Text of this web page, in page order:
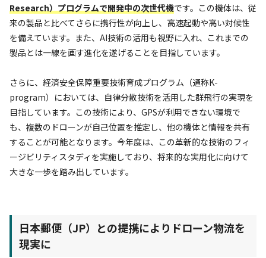
Research）プログラムで開発中の次世代機です。この機体は、従
来の製品と比べてさらに携行性が向上し、高速起動や高い対候性
を備えています。また、AI技術の活用も視野に入れ、これまでの
製品とは一線を画す進化を遂げることを目指しています。
さらに、経済安全保障重要技術育成プログラム（通称K-
program）においては、自律分散技術を活用した群飛行の実現を
目指しています。この技術により、GPSが利用できない環境で
も、複数のドローンが自己位置を推定し、他の機体と情報を共有
することが可能となります。今年度は、この革新的な技術のフィ
ージビリティスタディを実施しており、将来的な実用化に向けて
大きな一歩を踏み出しています。
日本郵便（JP）との提携によりドローン物流を
現実に